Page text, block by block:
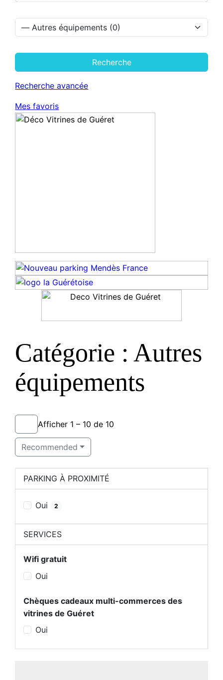
Recherche
Recherche avancée
Mes favoris
Catégorie : Autres
équipements
Afficher 1 – 10 de 10
Recommended
PARKING À PROXIMITÉ
Oui 2
SERVICES
Wifi gratuit
Oui
Chèques cadeaux multi-commerces des
vitrines de Guéret
Oui